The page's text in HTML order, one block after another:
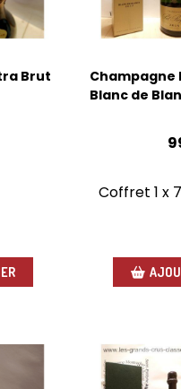
Brut
Champagne
Blanc de
Coffret 1 x